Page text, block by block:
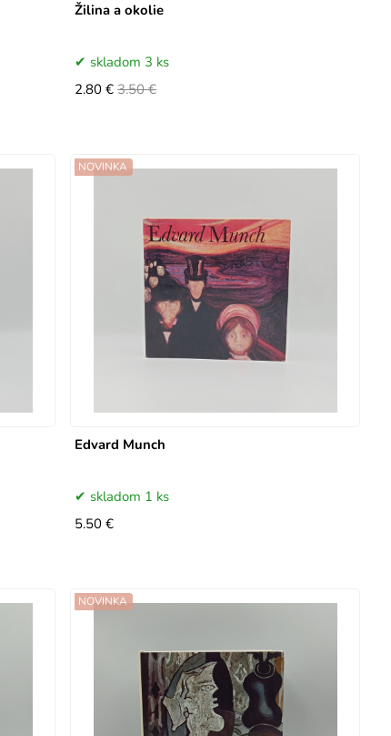
Žilina a okolie
skladom 3 ks
2.80 € 3.50 €
Edvard Munch
NOVINKA
skladom 1 ks
5.50 €
NOVINKA